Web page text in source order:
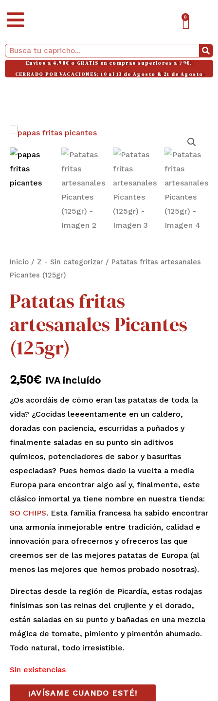
0
Buscar
Envíos a 4,90€ o GRATIS en compras superiores a 79€.
CERRADO POR VACACIONES: 10 al 13 de Agosto & 21 de Agosto
Inicio / Z - Sin categorizar / Patatas fritas artesanales
Picantes (125gr)
Patatas fritas
artesanales Picantes
(125gr)
2,50€ IVA incluído
¿Os acordáis de cómo eran las patatas de toda la
vida? ¿Cocidas leeeentamente en un caldero,
doradas con paciencia, escurridas a puñados y
finalmente saladas en su punto sin aditivos
químicos, potenciadores de sabor y basuritas
especiadas? Pues hemos dado la vuelta a media
Europa para encontrar algo así y, finalmente, este
clásico inmortal ya tiene nombre en nuestra tienda:
SO CHIPS. Esta familia francesa ha sabido encontrar
una armonía inmejorable entre tradición, calidad e
innovación para ofrecernos y ofreceros las que
creemos ser de las mejores patatas de Europa (al
menos las mejores que hemos probado nosotras).
Directas desde la región de Picardía, estas rodajas
finísimas son las reinas del crujiente y el dorado,
están saladas en su punto y bañadas en una mezcla
mágica de tomate, pimiento y pimentón ahumado.
Todo natural, todo irresistible.
Sin existencias
¡AVÍSAME CUANDO ESTÉ!